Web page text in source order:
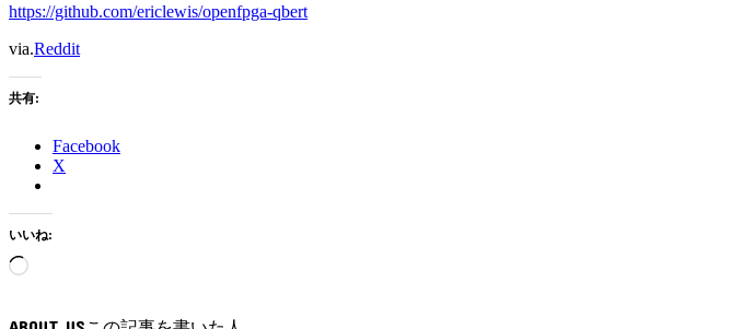
https://github.com/ericlewis/openfpga-qbert
via.Reddit
共有:
Facebook
X
いいね:
読